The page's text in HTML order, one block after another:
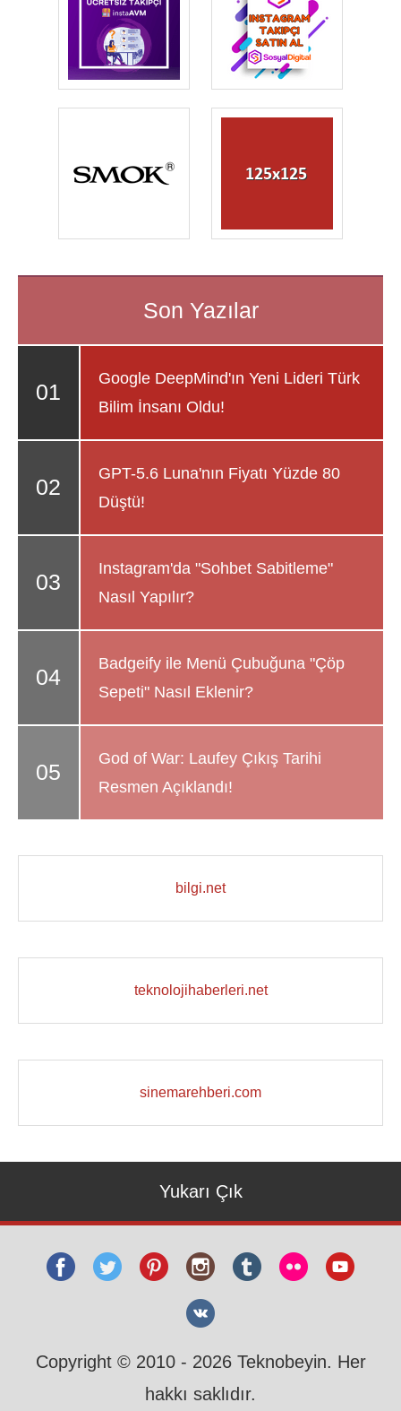
Google DeepMind'ın Yeni Lideri Türk
Bilim İnsanı Oldu!
GPT-5.6 Luna'nın Fiyatı Yüzde 80
Düştü!
Instagram'da "Sohbet Sabitleme"
Nasıl Yapılır?
Badgeify ile Menü Çubuğuna "Çöp
Sepeti" Nasıl Eklenir?
God of War: Laufey Çıkış Tarihi
Resmen Açıklandı!
bilgi.net
teknolojihaberleri.net
sinemarehberi.com
Yukarı Çık
Copyright © 2010 - 2026 Teknobeyin. Her
hakkı saklıdır.